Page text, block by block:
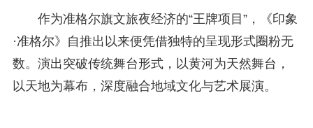
作为准格尔旗文旅夜经济的“王牌项目”，《印象
·准格尔》自推出以来便凭借独特的呈现形式圈粉无
数。演出突破传统舞台形式，以黄河为天然舞台，
以天地为幕布，深度融合地域文化与艺术展演。